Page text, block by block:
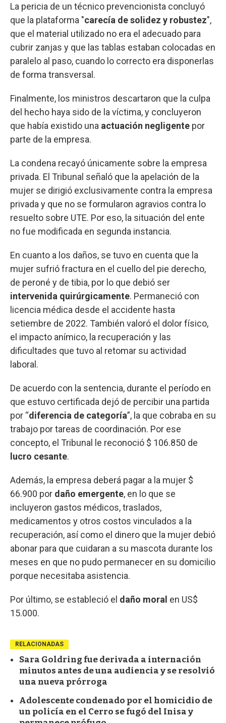
La pericia de un técnico prevencionista concluyó
que la plataforma "carecía de solidez y robustez",
que el material utilizado no era el adecuado para
cubrir zanjas y que las tablas estaban colocadas en
paralelo al paso, cuando lo correcto era disponerlas
de forma transversal.
Finalmente, los ministros descartaron que la culpa
del hecho haya sido de la víctima, y concluyeron
que había existido una actuación negligente por
parte de la empresa.
La condena recayó únicamente sobre la empresa
privada. El Tribunal señaló que la apelación de la
mujer se dirigió exclusivamente contra la empresa
privada y que no se formularon agravios contra lo
resuelto sobre UTE. Por eso, la situación del ente
no fue modificada en segunda instancia.
En cuanto a los daños, se tuvo en cuenta que la
mujer sufrió fractura en el cuello del pie derecho,
de peroné y de tibia, por lo que debió ser
intervenida quirúrgicamente. Permaneció con
licencia médica desde el accidente hasta
setiembre de 2022. También valoró el dolor físico,
el impacto anímico, la recuperación y las
dificultades que tuvo al retomar su actividad
laboral.
De acuerdo con la sentencia, durante el período en
que estuvo certificada dejó de percibir una partida
por “diferencia de categoría”, la que cobraba en su
trabajo por tareas de coordinación. Por ese
concepto, el Tribunal le reconoció $ 106.850 de
lucro cesante.
Además, la empresa deberá pagar a la mujer $
66.900 por daño emergente, en lo que se
incluyeron gastos médicos, traslados,
medicamentos y otros costos vinculados a la
recuperación, así como el dinero que la mujer debió
abonar para que cuidaran a su mascota durante los
meses en que no pudo permanecer en su domicilio
porque necesitaba asistencia.
Por último, se estableció el daño moral en US$
15.000.
RELACIONADAS
Sara Goldring fue derivada a internación
minutos antes de una audiencia y se resolvió
una nueva prórroga
Adolescente condenado por el homicidio de
un policía en el Cerro se fugó del Inisa y